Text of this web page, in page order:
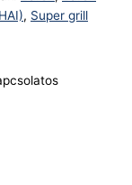
, Super grill